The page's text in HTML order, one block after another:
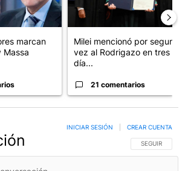
marcan
Massa
Milei mencionó por segunda
vez al Rodrigazo en tres
día...
21 comentarios
SIGA ESTA
SEGUIR
INICIAR SESIÓN CREAR CUENTA